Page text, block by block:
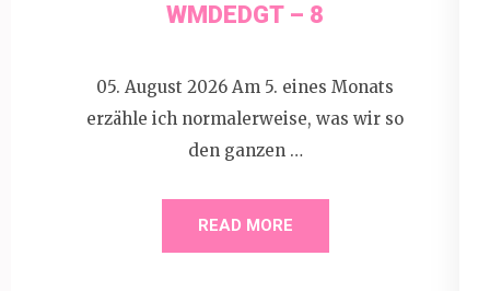
WMDEDGT – 8
05. August 2026 Am 5. eines Monats
erzähle ich normalerweise, was wir so
den ganzen …
READ MORE